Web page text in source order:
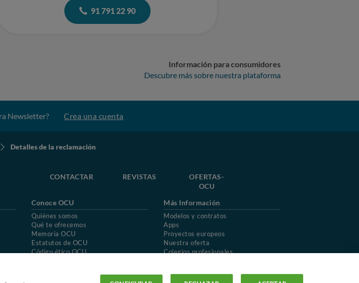
91 791 22 90
Información para consumidores
Descubre más sobre nuestra plataforma
Newsletter? Crea una cuenta
Detalles de la reclamación
CONTACTAR REVISTAS
OFERTAS-
OCU
Conoce OCU
Quiénes somos
Qué te ofrecemos
Memoria OCU
Estatutos de OCU
Código ético OCU
Más Información
Modelos y contratos
Apps
Proyectos europeos
Nuestra oferta
Colegios profesionales
Uso del nombre y de los signos de OCU